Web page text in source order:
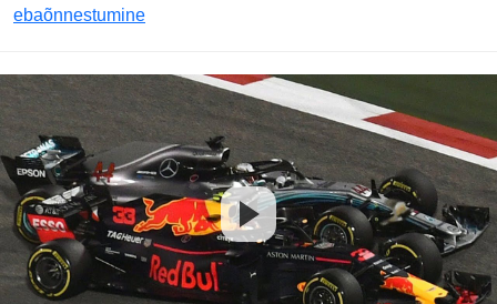
ebaõnnestumine